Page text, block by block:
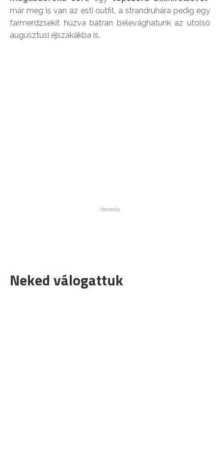
már meg is van az esti outfit, a strandruhára pedig egy
farmerdzsekit húzva bátran belevághatunk az utolsó
augusztusi éjszakákba is.
Neked válogattuk